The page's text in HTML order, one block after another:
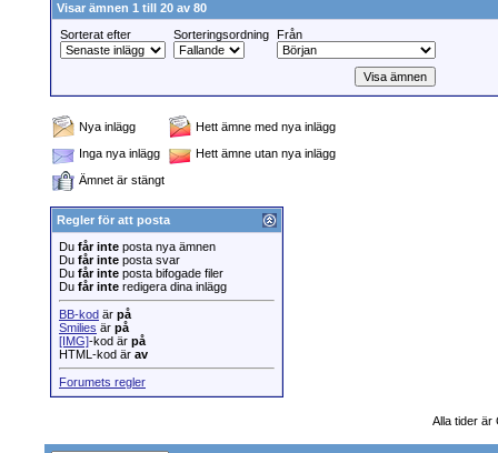
Visar ämnen 1 till 20 av 80
Sorterat efter
Sorteringsordning Från
Nya inlägg
Hett ämne med nya inlägg
Inga nya inlägg
Hett ämne utan nya inlägg
Ämnet är stängt
Regler för att posta
Du får inte posta nya ämnen
Du får inte posta svar
Du får inte posta bifogade filer
Du får inte redigera dina inlägg
BB-kod är på
Smilies är på
[IMG]-kod är på
HTML-kod är av
Forumets regler
Alla tider är